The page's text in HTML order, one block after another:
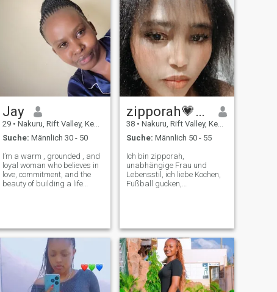
Jay
29 • Nakuru, Rift Valley, Kenia
Suche: Männlich 30 - 50
I’m a warm , grounded , and
loyal woman who believes in
love, commitment, and the
beauty of building a life
challenges) of parenting . I’ m
not here
zipporah💗🇰🇪
38 • Nakuru, Rift Valley, Kenia
Suche: Männlich 50 - 55
Ich bin zipporah,
unabhängige Frau und
Lebensstil, ich liebe Kochen,
Fußball gucken,
Kulturen zu sehen und
Sprachen auszutauschen 😍
Ich bin Single, keine Kinder,
die mit meinen beiden
Hunden leben und eine Katze
Single zu sein ist kein
Verbrechen! Wir wollen uns,